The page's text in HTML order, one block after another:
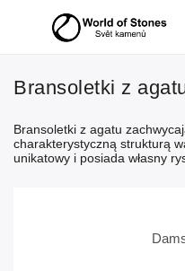
Bransoletki z
Bransoletki z agatu
charakterystyczną strukturą
unikatowy i posiada własny